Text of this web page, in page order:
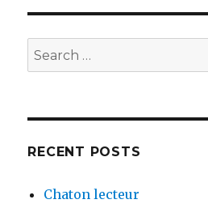
nien
Search
for:
RECENT POSTS
Chaton lecteur